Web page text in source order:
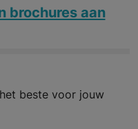
brochures aan
beste voor jouw